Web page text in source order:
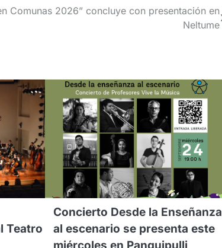
Comunas 2026” concluye con presentación en
Neltume
Teatro
Concierto Desde la Enseñanza
al escenario se presenta este
miércoles en Panguipulli